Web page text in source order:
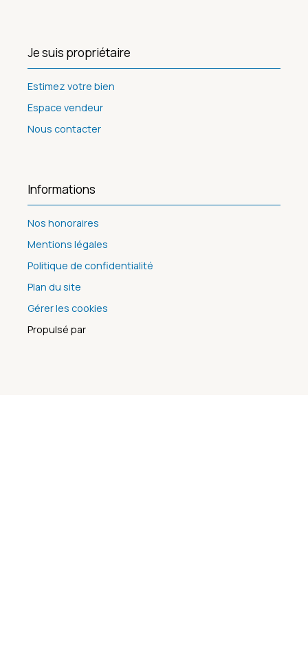
Je suis propriétaire
Estimez votre bien
Espace vendeur
Nous contacter
Informations
Nos honoraires
Mentions légales
Politique de confidentialité
Plan du site
Gérer les cookies
Propulsé par